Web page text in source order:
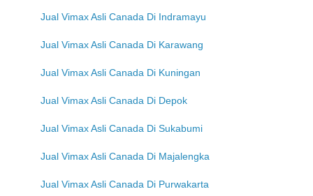
Jual Vimax Asli Canada Di Indramayu
Jual Vimax Asli Canada Di Karawang
Jual Vimax Asli Canada Di Kuningan
Jual Vimax Asli Canada Di Depok
Jual Vimax Asli Canada Di Sukabumi
Jual Vimax Asli Canada Di Majalengka
Jual Vimax Asli Canada Di Purwakarta